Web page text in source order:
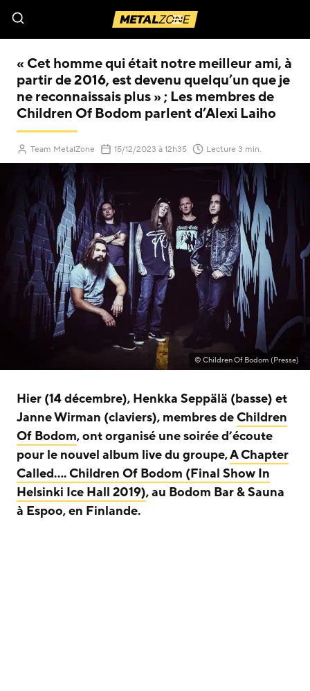
Menu
« Cet homme qui était notre meilleur ami, à
partir de 2016, est devenu quelqu’un que je
ne reconnaissais plus » ; Les membres de
Children Of Bodom parlent d’Alexi Laiho
Team MetalZone 15/12/2023 (Mis à jour le)
à 12h35 Lecture 3 min.
© Children Of Bodom (Presse)
Hier (14 décembre), Henkka Seppälä (basse) et
Janne Wirman (claviers), membres deChildren
Of Bodom, ont organisé une soirée d’écoute
pour le nouvel album live du groupe,A Chapter
Called…. Children Of Bodom (Final Show In
Helsinki Ice Hall 2019), au Bodom Bar & Sauna
à Espoo, en Finlande.